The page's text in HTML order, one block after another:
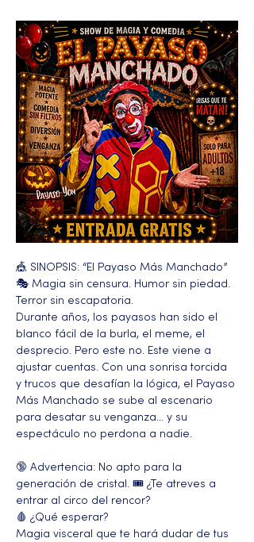
🎪 SINOPSIS: “El Payaso Más Manchado”
🎭 Magia sin censura. Humor sin piedad.
Terror sin escapatoria.
Durante años, los payasos han sido el
blanco fácil de la burla, el meme, el
desprecio. Pero este no. Este viene a
ajustar cuentas. Con una sonrisa torcida
y trucos que desafían la lógica, el Payaso
Más Manchado se sube al escenario
para desatar su venganza… y su
espectáculo no perdona a nadie.
🔞 Advertencia: No apto para la
generación de cristal. 🎟️ ¿Te atreves a
entrar al circo del rencor?
🩸 ¿Qué esperar?
Magia visceral que te hará dudar de tus